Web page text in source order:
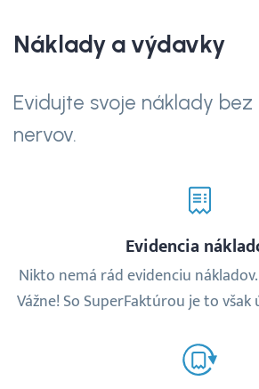
Náklady a výdavky
Evidujte svoje náklady
nervov.
Evidencia
Nikto nemá rád evidenciu
Vážne! So SuperFaktúrou je to